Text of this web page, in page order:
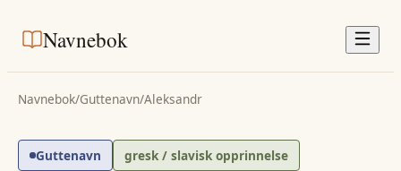
Navnebok
Navnebok/Guttenavn/Aleksandr
Guttenavn gresk / slavisk opprinnelse